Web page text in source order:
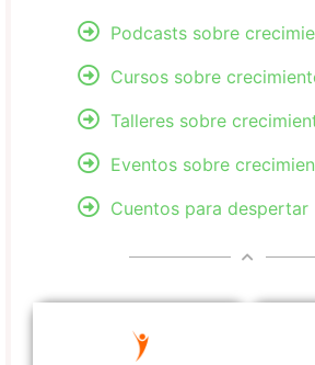
Podcasts sobre
Cursos sobre
Talleres sobre
Eventos sobre
Cuentos para despertar